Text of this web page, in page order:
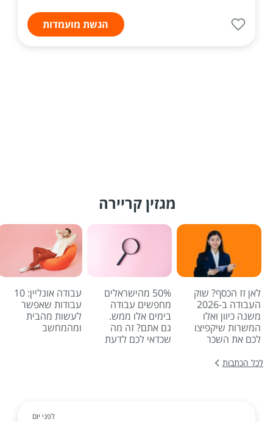
הגשת מועמדות
מגזין קריירה
לאן זז הכסף? שוק
העבודה ב-2026
משנה כיוון ואלו
המשרות שיקפיצו
לכם את השכר
50% מהישראלים
מחפשים עבודה
בימים אלו ממש.
גם אתם? זה מה
שכדאי לכם לדעת
עבודה אונליין: 10
עבודות שאפשר
לעשות מהבית
ומהמחשב
לכל הכתבות
לפני יום